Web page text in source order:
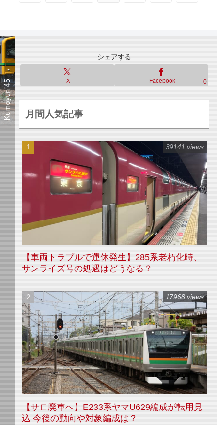
シェアする
X Facebook 0
月間人気記事
【車両トラブルで運休発生】285系老朽化時、
サンライズ号の処遇はどうなる？
39141 views
【サロ廃車へ】E233系ヤマU629編成が転用見
込 今後の動向や対象編成は？
17968 views